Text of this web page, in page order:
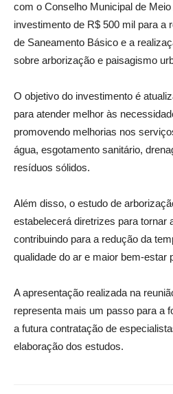
com o Conselho Municipal de
investimento de R$ 500 mil para a
de Saneamento Básico e a
sobre arborização e paisagismo
O objetivo do investimento é
para atender melhor às
promovendo melhorias nos
água, esgotamento sanitário,
resíduos sólidos.
Além disso, o estudo de
estabelecerá diretrizes para tornar
contribuindo para a redução da
qualidade do ar e maior bem-estar
A apresentação realizada na
representa mais um passo para a
a futura contratação de
elaboração dos estudos.